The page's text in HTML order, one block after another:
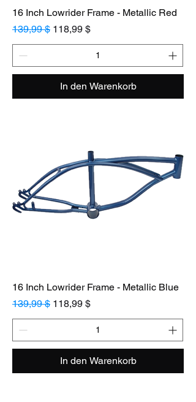
16 Inch Lowrider Frame - Metallic Red
Standardpreis
139,99 $ Sale-Preis
118,99 $
In den Warenkorb
16 Inch Lowrider Frame - Metallic Blue
Standardpreis
139,99 $ Sale-Preis
118,99 $
In den Warenkorb